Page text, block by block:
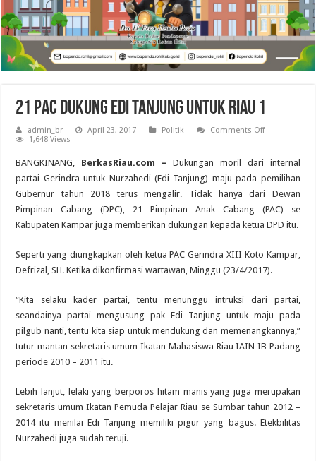
21 PAC Dukung Edi Tanjung Untuk Riau 1
admin_br April 23, 2017 Politik Comments Offon
Dukung
Edi
Tanjung
Untuk
Riau
1,648 Views
BANGKINANG, BerkasRiau.com – Dukungan moril dari internal
partai Gerindra untuk Nurzahedi (Edi Tanjung) maju pada pemilihan
Gubernur tahun 2018 terus mengalir. Tidak hanya dari Dewan
Pimpinan Cabang (DPC), 21 Pimpinan Anak Cabang (PAC) se
Kabupaten Kampar juga memberikan dukungan kepada ketua DPD itu.
Seperti yang diungkapkan oleh ketua PAC Gerindra XIII Koto Kampar,
Defrizal, SH. Ketika dikonfirmasi wartawan, Minggu (23/4/2017).
“Kita selaku kader partai, tentu menunggu intruksi dari partai,
seandainya partai mengusung pak Edi Tanjung untuk maju pada
pilgub nanti, tentu kita siap untuk mendukung dan memenangkannya,”
tutur mantan sekretaris umum Ikatan Mahasiswa Riau IAIN IB Padang
periode 2010 – 2011 itu.
Lebih lanjut, lelaki yang berporos hitam manis yang juga merupakan
sekretaris umum Ikatan Pemuda Pelajar Riau se Sumbar tahun 2012 –
2014 itu menilai Edi Tanjung memiliki pigur yang bagus. Etekbilitas
Nurzahedi juga sudah teruji.